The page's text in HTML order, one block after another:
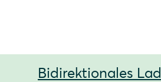
Bidirektionales